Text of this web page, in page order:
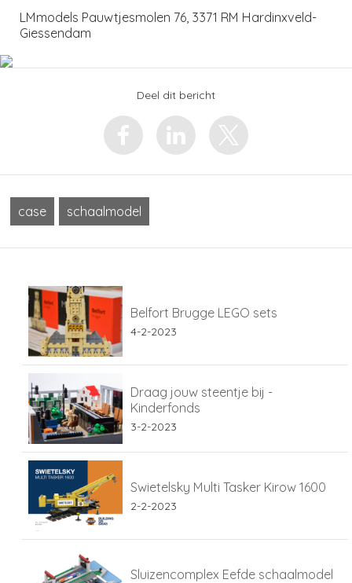
LMmodels Pauwtjesmolen 76, 3371 RM Hardinxveld-
Giessendam
Deel dit bericht
case schaalmodel
Belfort Brugge LEGO sets
4-2-2023
Draag jouw steentje bij -
Kinderfonds
3-2-2023
Swietelsky Multi Tasker Kirow 1600
2-2-2023
Sluizencomplex Eefde schaalmodel